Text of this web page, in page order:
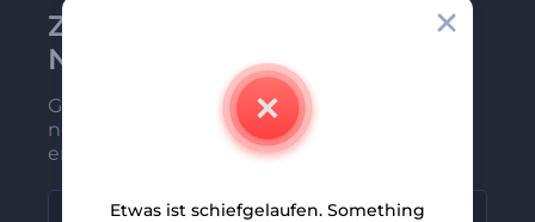
Zu Renderforest-
Newsletter anmelden
Gehören Sie zu den Ersten, die unsere
neuesten Nachrichten und Angebote
erhalten
Etwas ist schiefgelaufen. Something